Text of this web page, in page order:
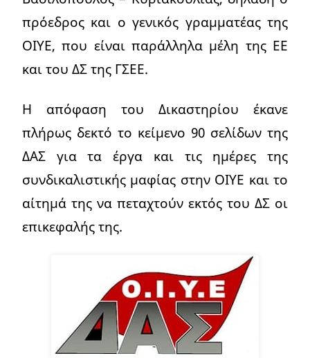
πρόεδρος και ο γενικός γραμματέας της
ΟΙΥΕ, που είναι παράλληλα μέλη της ΕΕ
και του ΔΣ της ΓΣΕΕ.
Η απόφαση του Δικαστηρίου έκανε
πλήρως δεκτό το κείμενο 90 σελίδων της
ΔΑΣ για τα έργα και τις ημέρες της
συνδικαλιστικής μαφίας στην ΟΙΥΕ και το
αίτημά της να πεταχτούν εκτός του ΔΣ οι
επικεφαλής της.